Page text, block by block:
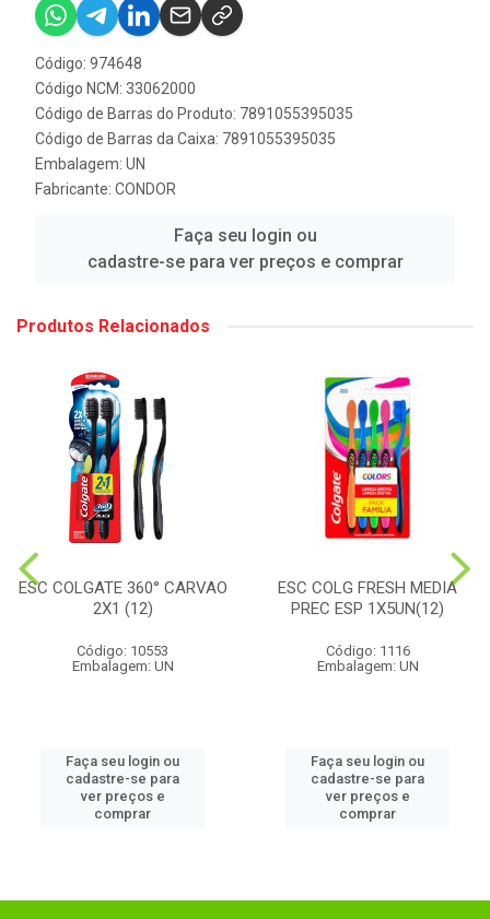
Código: 974648
Código NCM: 33062000
Código de Barras do Produto: 7891055395035
Código de Barras da Caixa: 7891055395035
Embalagem: UN
Fabricante: CONDOR
Faça seu login ou
cadastre-se para ver preços e comprar
Produtos Relacionados
ESC COLGATE 360° CARVAO
2X1 (12)
Código: 10553
Embalagem: UN
Faça seu login ou
cadastre-se para
ver preços e
comprar
ESC COLG FRESH MEDIA
PREC ESP 1X5UN(12)
Código: 1116
Embalagem: UN
Faça seu login ou
cadastre-se para
ver preços e
comprar